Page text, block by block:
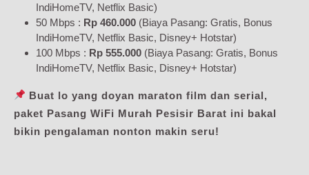
IndiHomeTV, Netflix Basic)
50 Mbps : Rp 460.000 (Biaya Pasang: Gratis, Bonus
IndiHomeTV, Netflix Basic, Disney+ Hotstar)
100 Mbps : Rp 555.000 (Biaya Pasang: Gratis, Bonus
IndiHomeTV, Netflix Basic, Disney+ Hotstar)
Buat lo yang doyan maraton film dan serial,
paket Pasang WiFi Murah Pesisir Barat ini bakal
bikin pengalaman nonton makin seru!